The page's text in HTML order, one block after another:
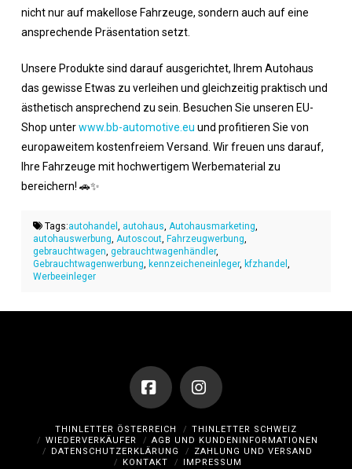
nicht nur auf makellose Fahrzeuge, sondern auch auf eine
ansprechende Präsentation setzt.
Unsere Produkte sind darauf ausgerichtet, Ihrem Autohaus
das gewisse Etwas zu verleihen und gleichzeitig praktisch und
ästhetisch ansprechend zu sein. Besuchen Sie unseren EU-
Shop unterwww.bb-automotive.eu und profitieren Sie von
europaweitem kostenfreiem Versand. Wir freuen uns darauf,
Ihre Fahrzeuge mit hochwertigem Werbematerial zu
bereichern! 🚗✨
Tags:autohandel autohaus Autohausmarketing
autohauswerbung Autoscout, Fahrzeugwerbung
gebrauchtwagen gebrauchtwagenhändler,
Gebrauchtwagenwerbung
kennzeicheneinleger, kfzhandel
Werbeeinleger
FacebookInstagram
THINLETTER ÖSTERREICH
THINLETTER SCHWEIZ
WIEDERVERKÄUFER
AGB UND KUNDENINFORMATIONEN
DATENSCHUTZERKLÄRUNG
ZAHLUNG UND VERSAND
KONTAKT
IMPRESSUM